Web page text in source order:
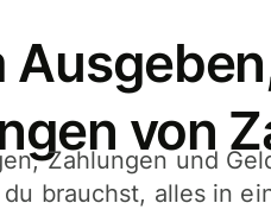
von
Zahlungen und
brauchst, alles in